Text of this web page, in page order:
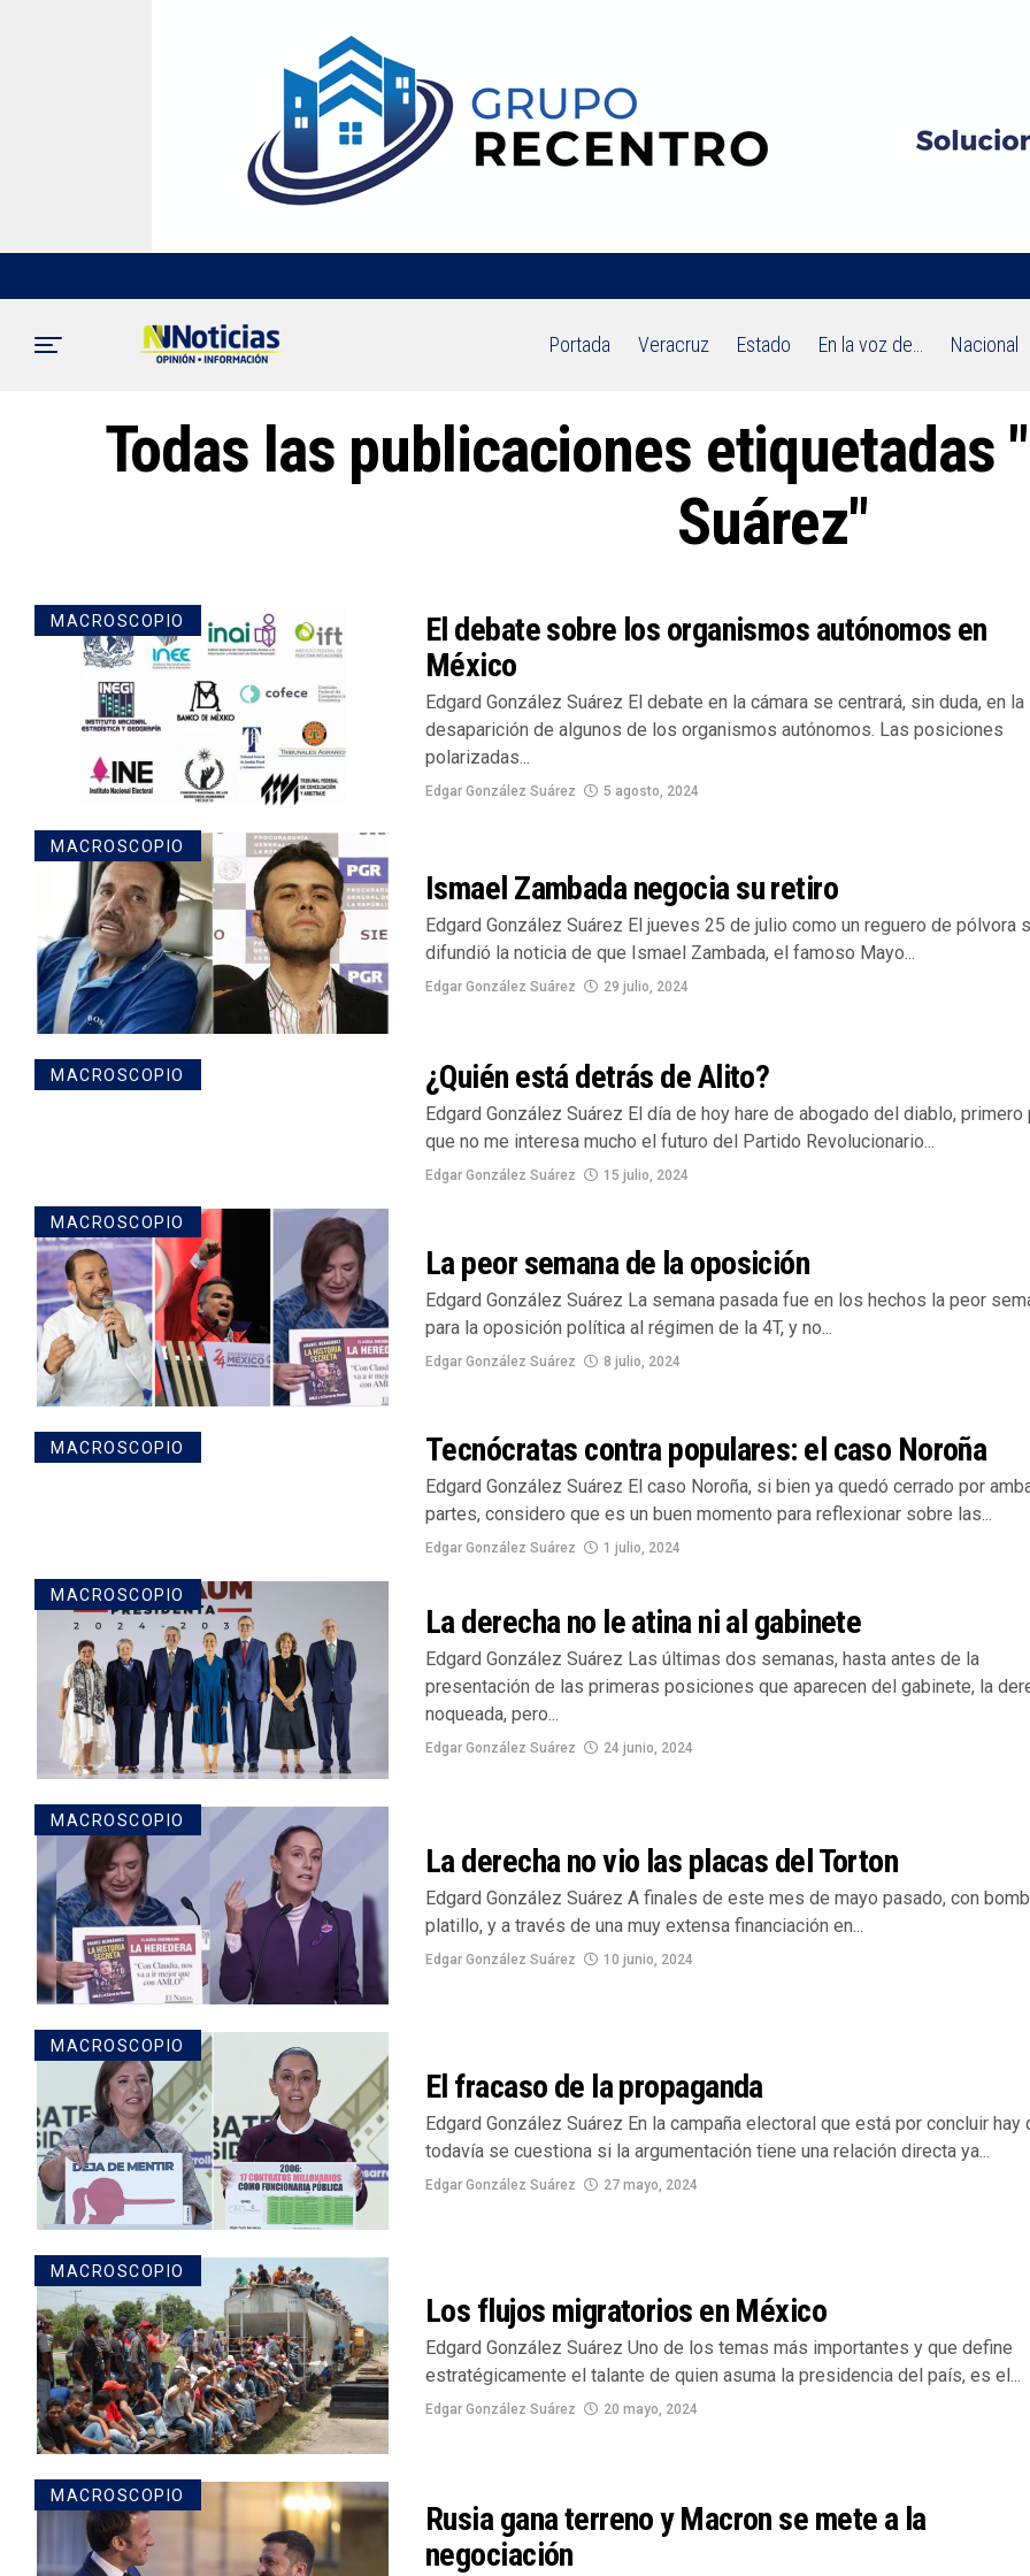
Portada Veracruz Estado En la voz de… Nacional
Todas las publicaciones etiquetadas
Suárez"
MACROSCOPIO
El debate sobre los organismos autónomos en
México
Edgard González Suárez El debate en la cámara se centrará, sin duda, en la
desaparición de algunos de los organismos autónomos. Las posiciones
polarizadas...
Edgar González Suárez 5 agosto, 2024
MACROSCOPIO
Ismael Zambada negocia su retiro
Edgard González Suárez El jueves 25 de julio como un reguero de pólvora
difundió la noticia de que Ismael Zambada, el famoso Mayo...
Edgar González Suárez 29 julio, 2024
MACROSCOPIO ¿Quién está detrás de Alito?
Edgard González Suárez El día de hoy hare de abogado del diablo, primero
que no me interesa mucho el futuro del Partido Revolucionario...
Edgar González Suárez 15 julio, 2024
MACROSCOPIO
La peor semana de la oposición
Edgard González Suárez La semana pasada fue en los hechos la peor
para la oposición política al régimen de la 4T, y no...
Edgar González Suárez 8 julio, 2024
MACROSCOPIO Tecnócratas contra populares: el caso Noroña
Edgard González Suárez El caso Noroña, si bien ya quedó cerrado por
partes, considero que es un buen momento para reflexionar sobre las...
Edgar González Suárez 1 julio, 2024
MACROSCOPIO
La derecha no le atina ni al gabinete
Edgard González Suárez Las últimas dos semanas, hasta antes de la
presentación de las primeras posiciones que aparecen del gabinete, la
noqueada, pero...
Edgar González Suárez 24 junio, 2024
MACROSCOPIO
La derecha no vio las placas del Torton
Edgard González Suárez A finales de este mes de mayo pasado, con
platillo, y a través de una muy extensa financiación en...
Edgar González Suárez 10 junio, 2024
MACROSCOPIO
El fracaso de la propaganda
Edgard González Suárez En la campaña electoral que está por concluir hay
todavía se cuestiona si la argumentación tiene una relación directa ya...
Edgar González Suárez 27 mayo, 2024
MACROSCOPIO
Los flujos migratorios en México
Edgard González Suárez Uno de los temas más importantes y que define
estratégicamente el talante de quien asuma la presidencia del país, es el...
Edgar González Suárez 20 mayo, 2024
MACROSCOPIO
Rusia gana terreno y Macron se mete a la
negociación